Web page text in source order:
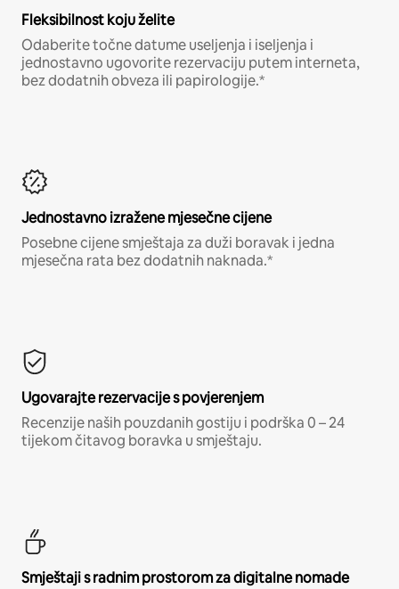
Fleksibilnost koju želite
Odaberite točne datume useljenja i iseljenja i
jednostavno ugovorite rezervaciju putem interneta,
bez dodatnih obveza ili papirologije.*
Jednostavno izražene mjesečne cijene
Posebne cijene smještaja za duži boravak i jedna
mjesečna rata bez dodatnih naknada.*
Ugovarajte rezervacije s povjerenjem
Recenzije naših pouzdanih gostiju i podrška 0 – 24
tijekom čitavog boravka u smještaju.
Smještaji s radnim prostorom za digitalne nomade